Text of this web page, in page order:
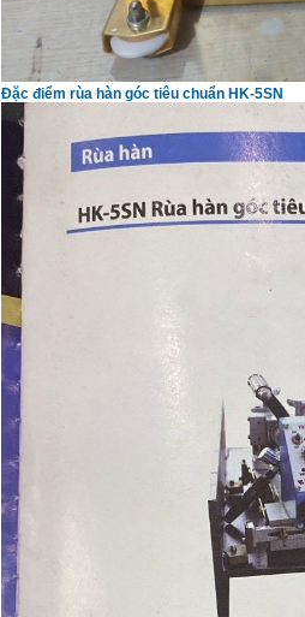
Đặc điểm rùa hàn góc tiêu chuẩn HK-5SN